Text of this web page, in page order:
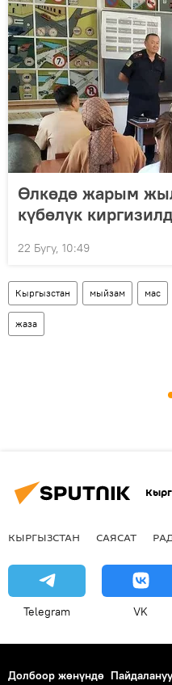
Өлкөдө жарым
күбөлүк
22 Бугу, 10:49
Кыргызстан мыйзам мас
жаза
КЫРГЫЗСТАН САЯСАТ
Telegram VK
Долбоор жөнүндө